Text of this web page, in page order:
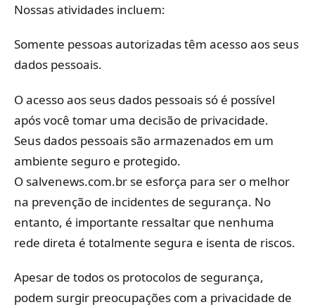
Nossas atividades incluem:
Somente pessoas autorizadas têm acesso aos seus
dados pessoais.
O acesso aos seus dados pessoais só é possível
após você tomar uma decisão de privacidade.
Seus dados pessoais são armazenados em um
ambiente seguro e protegido.
O salvenews.com.br se esforça para ser o melhor
na prevenção de incidentes de segurança. No
entanto, é importante ressaltar que nenhuma
rede direta é totalmente segura e isenta de riscos.
Apesar de todos os protocolos de segurança,
podem surgir preocupações com a privacidade de